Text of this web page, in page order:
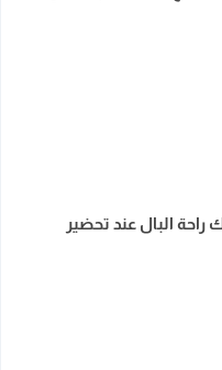
لك راحة البال عند تحضير